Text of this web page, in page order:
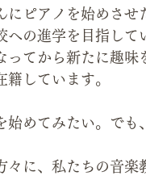
にピアノを始めさせ
への進学を目指して
ってから新たに趣
籍しています。
始めてみたい。で
々に、私たちの音